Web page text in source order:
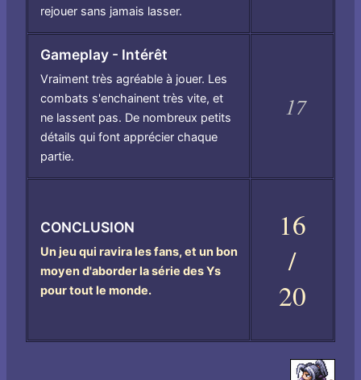
rejouer sans jamais lasser.
Gameplay - Intérêt
Vraiment très agréable à jouer. Les
combats s'enchainent très vite, et
ne lassent pas. De nombreux petits
détails qui font apprécier chaque
partie.
17
CONCLUSION
Un jeu qui ravira les fans, et un bon
moyen d'aborder la série des Ys
pour tout le monde.
16
/
20